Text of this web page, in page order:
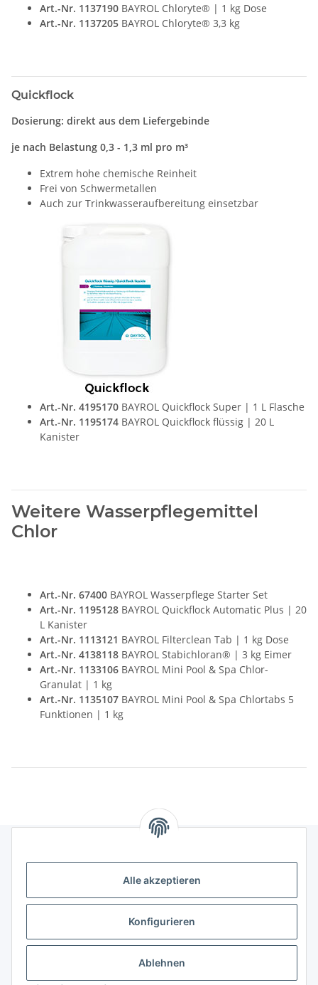
Alle akzeptieren
Konfigurieren
Ablehnen
Art.-Nr. 1137190 BAYROL Chloryte® | 1 kg Dose
Art.-Nr. 1137205 BAYROL Chloryte® 3,3 kg
Quickflock
Dosierung: direkt aus dem Liefergebinde
je nach Belastung 0,3 - 1,3 ml pro m³
Extrem hohe chemische Reinheit
Frei von Schwermetallen
Auch zur Trinkwasseraufbereitung einsetzbar
Art.-Nr. 4195170 BAYROL Quickflock Super | 1 L Flasche
Art.-Nr. 1195174 BAYROL Quickflock flüssig | 20 L
Kanister
Weitere Wasserpflegemittel
Chlor
Art.-Nr. 67400 BAYROL Wasserpflege Starter Set
Art.-Nr. 1195128 BAYROL Quickflock Automatic Plus | 20
L Kanister
Art.-Nr. 1113121 BAYROL Filterclean Tab | 1 kg Dose
Art.-Nr. 4138118 BAYROL Stabichloran® | 3 kg Eimer
Art.-Nr. 1133106 BAYROL Mini Pool & Spa Chlor-
Granulat | 1 kg
Art.-Nr. 1135107 BAYROL Mini Pool & Spa Chlortabs 5
Funktionen | 1 kg